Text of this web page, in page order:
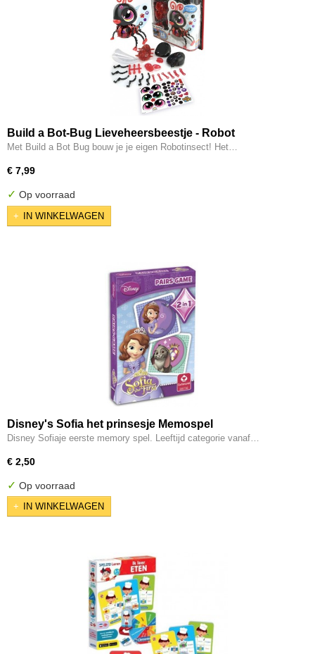
Build a Bot-Bug Lieveheersbeestje - Robot
Met Build a Bot Bug bouw je je eigen Robotinsect! Het…
€ 7,99
✓ Op voorraad
IN WINKELWAGEN
Disney's Sofia het prinsesje Memospel
Disney Sofiaje eerste memory spel. Leeftijd categorie vanaf…
€ 2,50
✓ Op voorraad
IN WINKELWAGEN